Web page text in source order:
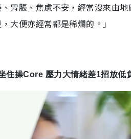
胃脹、焦慮不安，經常沒來由
大便亦經常都是稀爛的。」
住操Core 壓力大情緒差1招放低